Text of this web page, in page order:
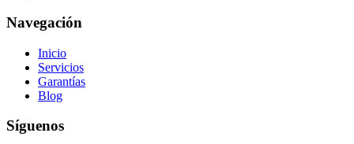
Navegación
Inicio
Servicios
Garantías
Blog
Síguenos